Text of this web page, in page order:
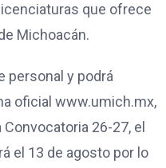
que ofrece
Michoacán.
personal y podrá
oficial www.umich.mx,
26-27, el
el 13 de agosto por lo